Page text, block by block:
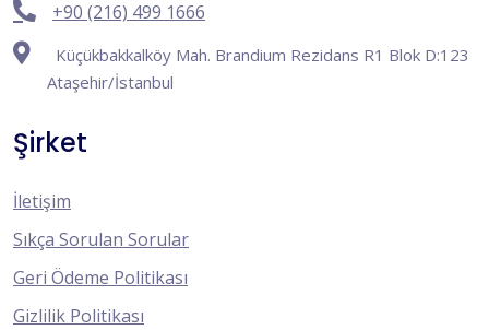
+90 (216) 499 1666
Küçükbakkalköy Mah. Brandium Rezidans R1 Blok D:123
Ataşehir/İstanbul
Şirket
İletişim
Sıkça Sorulan Sorular
Geri Ödeme Politikası
Gizlilik Politikası